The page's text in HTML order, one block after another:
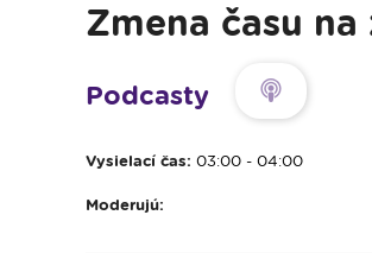
Zmena času
Podcasty
Vysielací čas: 03:00 - 04:00
Moderujú:
Pre deti
Piesne na želanie
Rubriky